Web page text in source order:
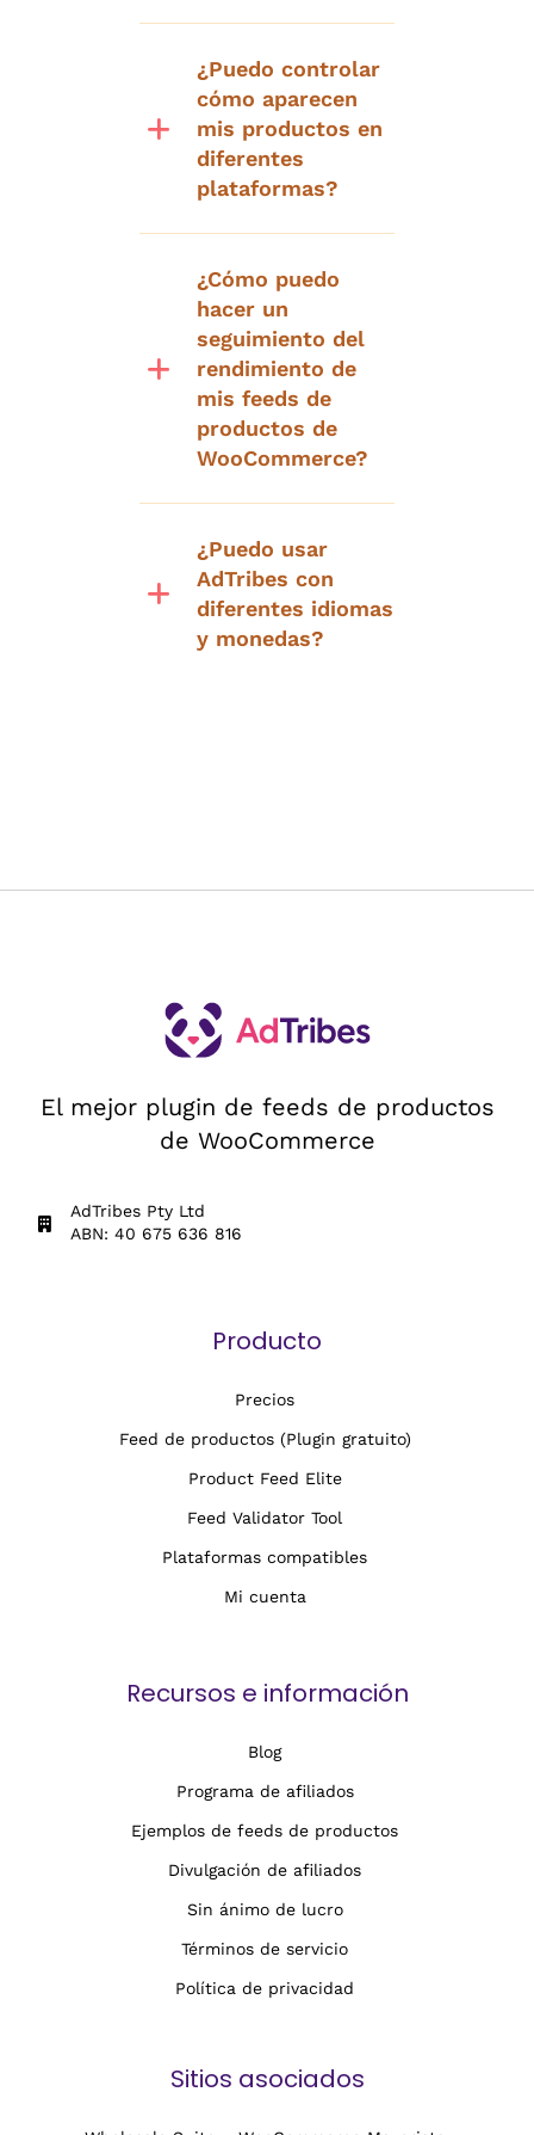
¿Puedo controlar
cómo aparecen
mis productos en
diferentes
plataformas?
¿Cómo puedo
hacer un
seguimiento del
rendimiento de
mis feeds de
productos de
WooCommerce?
¿Puedo usar
AdTribes con
diferentes idiomas
y monedas?
El mejor plugin de feeds de productos
de WooCommerce
AdTribes Pty Ltd
ABN: 40 675 636 816
Producto
Precios
Feed de productos (Plugin gratuito)
Product Feed Elite
Feed Validator Tool
Plataformas compatibles
Mi cuenta
Recursos e información
Blog
Programa de afiliados
Ejemplos de feeds de productos
Divulgación de afiliados
Sin ánimo de lucro
Términos de servicio
Política de privacidad
Sitios asociados